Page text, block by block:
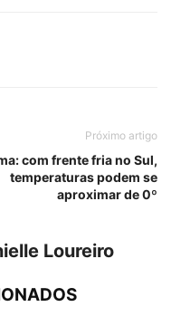
Próximo artigo
com frente fria no Sul,
temperaturas podem se
aproximar de 0º
Loureiro